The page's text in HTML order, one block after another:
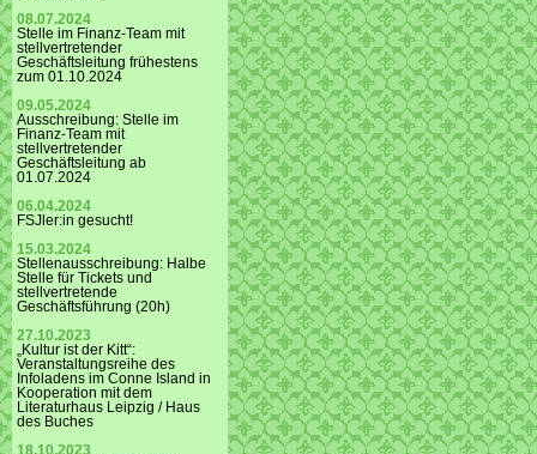
08.07.2024
Stelle im Finanz-Team mit
stellvertretender
Geschäftsleitung frühestens
zum 01.10.2024
09.05.2024
Ausschreibung: Stelle im
Finanz-Team mit
stellvertretender
Geschäftsleitung ab
01.07.2024
06.04.2024
FSJler:in gesucht!
15.03.2024
Stellenausschreibung: Halbe
Stelle für Tickets und
stellvertretende
Geschäftsführung (20h)
27.10.2023
„Kultur ist der Kitt“:
Veranstaltungsreihe des
Infoladens im Conne Island in
Kooperation mit dem
Literaturhaus Leipzig / Haus
des Buches
18.10.2023